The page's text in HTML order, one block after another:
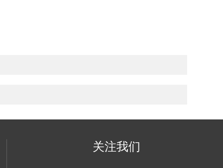
关注我们